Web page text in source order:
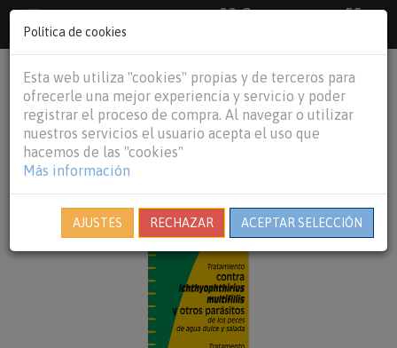
33 €
55
€Baleares y
person shopping_cart
Política de cookies
Esta web utiliza "cookies" propias y de terceros para
ofrecerle una mejor experiencia y servicio y poder
registrar el proceso de compra. Al navegar o utilizar
nuestros servicios el usuario acepta el uso que
hacemos de las "cookies"
Más información
AJUSTES RECHAZAR ACEPTAR SELECCIÓN